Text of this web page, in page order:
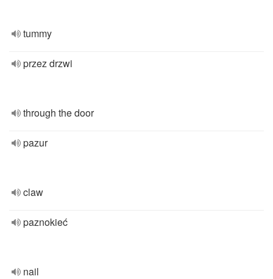
tummy
przez drzwi
through the door
pazur
claw
paznokieć
nail